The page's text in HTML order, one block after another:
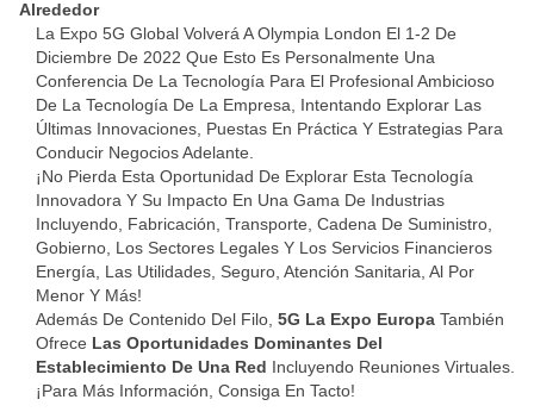
Alrededor
La Expo 5G Global Volverá A Olympia London El 1-2 De
Diciembre De 2022 Que Esto Es Personalmente Una
Conferencia De La Tecnología Para El Profesional Ambicioso
De La Tecnología De La Empresa, Intentando Explorar Las
Últimas Innovaciones, Puestas En Práctica Y Estrategias Para
Conducir Negocios Adelante.
¡No Pierda Esta Oportunidad De Explorar Esta Tecnología
Innovadora Y Su Impacto En Una Gama De Industrias
Incluyendo, Fabricación, Transporte, Cadena De Suministro,
Gobierno, Los Sectores Legales Y Los Servicios Financieros
Energía, Las Utilidades, Seguro, Atención Sanitaria, Al Por
Menor Y Más!
Además De Contenido Del Filo, 5G La Expo Europa También
Ofrece Las Oportunidades Dominantes Del
Establecimiento De Una Red Incluyendo Reuniones Virtuales.
¡Para Más Información, Consiga En Tacto!